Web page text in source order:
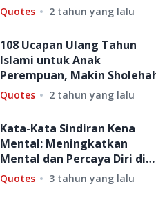
Quotes 2 tahun yang lalu
108 Ucapan Ulang Tahun
Islami untuk Anak
Perempuan, Makin
Quotes 2 tahun yang lalu
Kata-Kata Sindiran Kena
Mental: Meningkatkan
Mental dan Percaya Diri di
Tengah Tekanan Hidup
Quotes 3 tahun yang lalu